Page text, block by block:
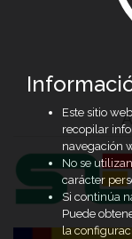
Este sitio
recopilar
navegación
No se
carácter
Si continúa
Puede
la